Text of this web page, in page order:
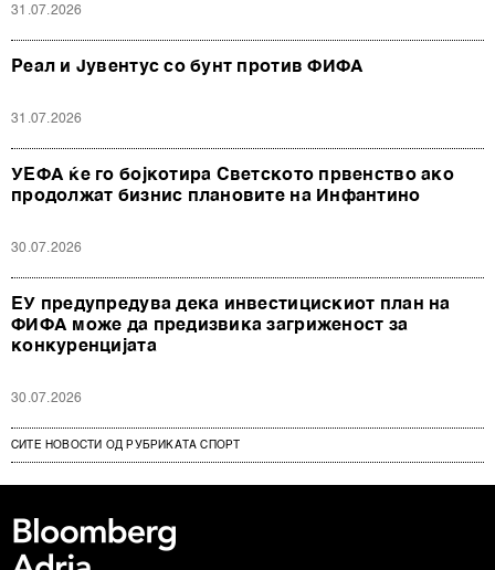
31.07.2026
Реал и Јувентус со бунт против ФИФА
31.07.2026
УЕФА ќе го бојкотира Светското првенство ако
продолжат бизнис плановите на Инфантино
30.07.2026
ЕУ предупредува дека инвестицискиот план на
ФИФА може да предизвика загриженост за
конкуренцијата
30.07.2026
СИТЕ НОВОСТИ ОД РУБРИКАТА СПОРТ